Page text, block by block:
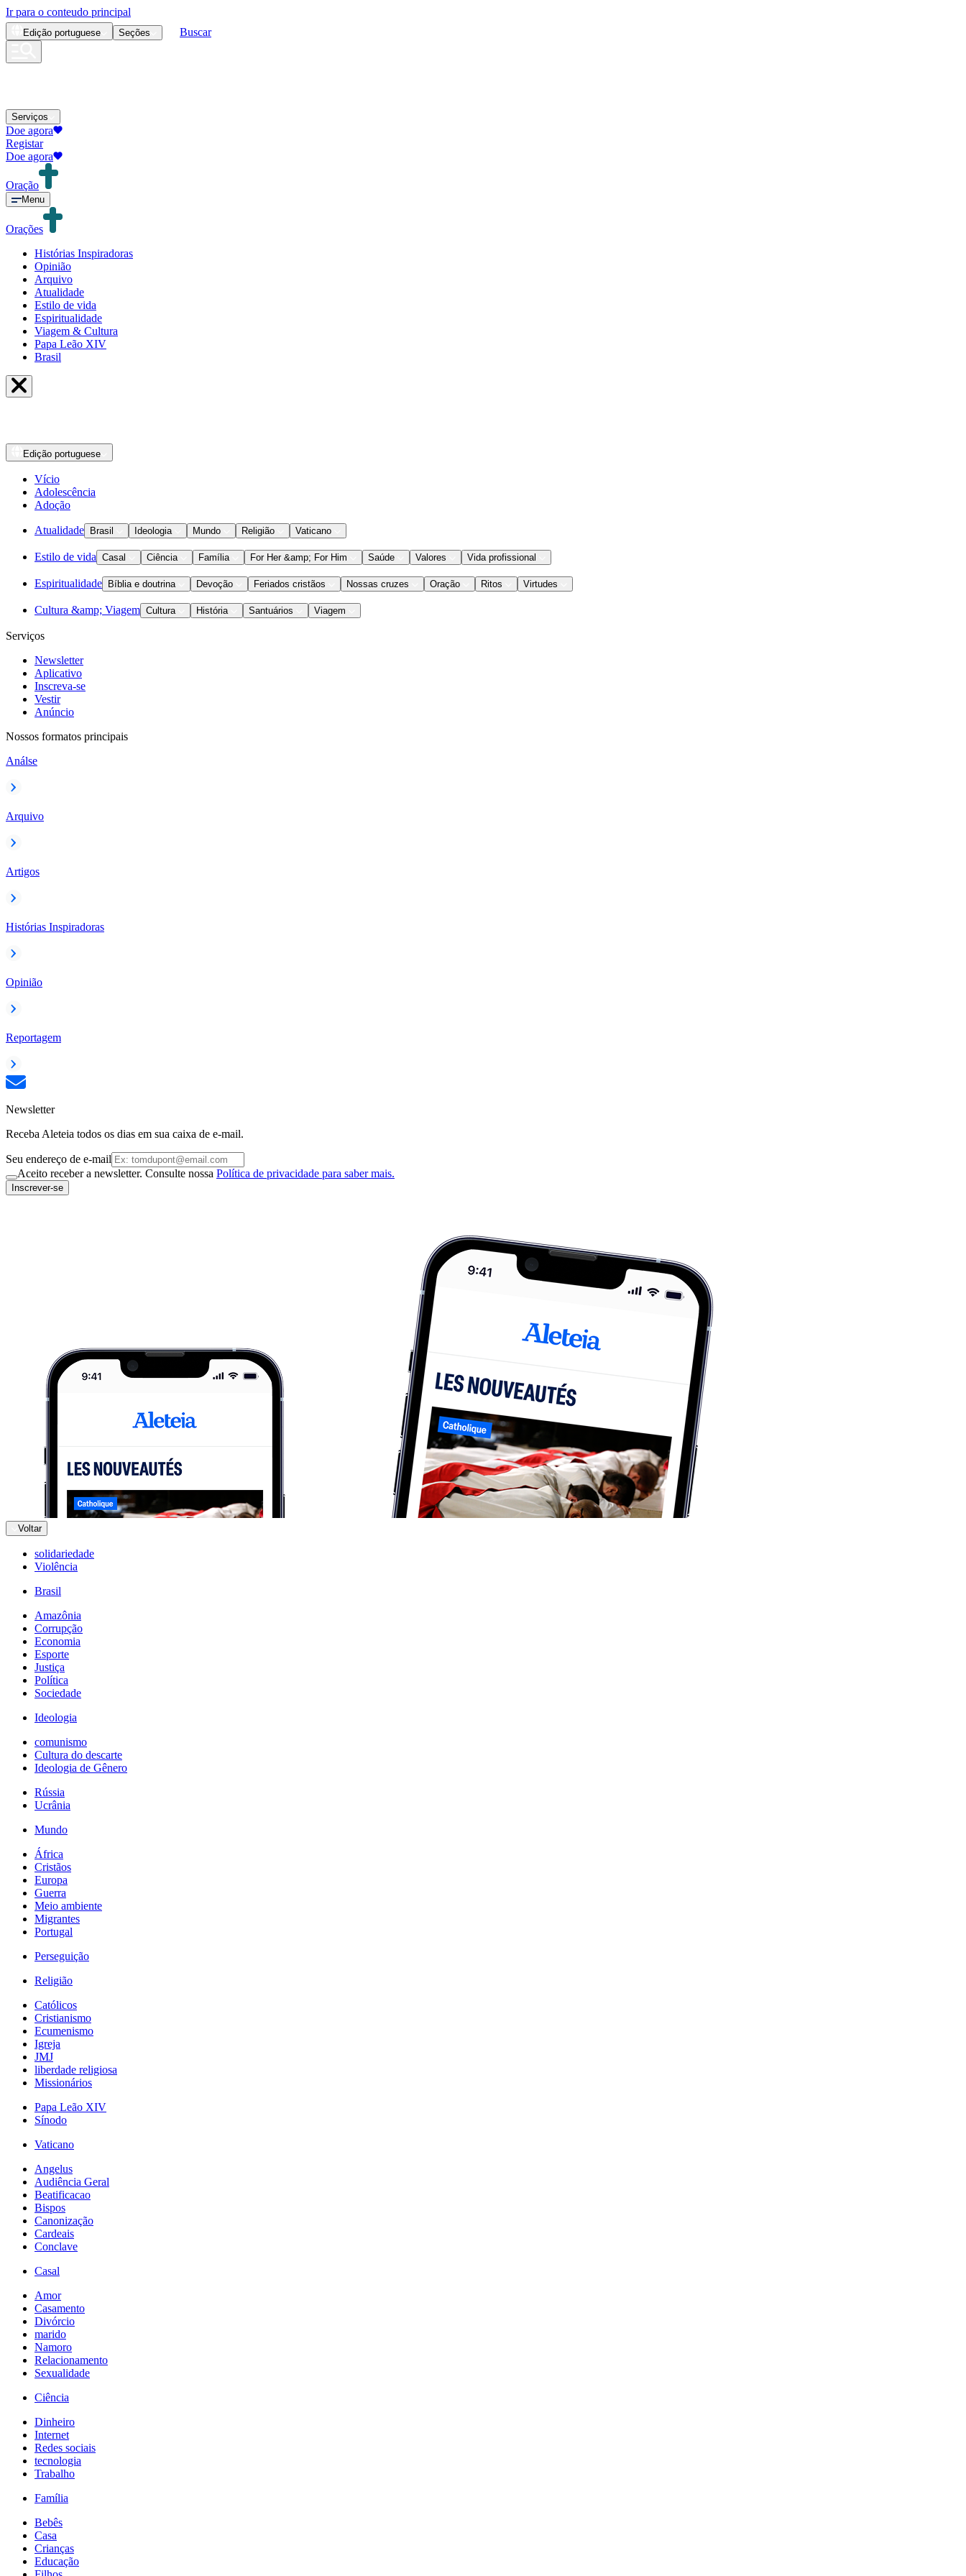
Ir para o conteudo principal
Edição portuguese Seções Buscar
Serviços
Doe agora
Registar
Doe agora
Oração
Menu
Orações
Histórias Inspiradoras
Opinião
Arquivo
Atualidade
Estilo de vida
Espiritualidade
Viagem & Cultura
Papa Leão XIV
Brasil
Edição portuguese
Vício
Adolescência
Adoção
Atualidade Brasil Ideologia Mundo Religião Vaticano
Estilo de vida Casal Ciência Família For Her &amp; For Him Saúde Valores Vida profissional
Espiritualidade Bíblia e doutrina Devoção Feriados cristãos Nossas cruzes Oração Ritos Virtudes
Cultura &amp; Viagem Cultura História Santuários Viagem
Serviços
Newsletter
Aplicativo
Inscreva-se
Vestir
Anúncio
Nossos formatos principais
Análse
Arquivo
Artigos
Histórias Inspiradoras
Opinião
Reportagem
Newsletter
Receba Aleteia todos os dias em sua caixa de e-mail.
Seu endereço de e-mail
Aceito receber a newsletter. Consulte nossa Política de privacidade para saber mais.
Inscrever-se
Voltar
solidariedade
Violência
Brasil
Amazônia
Corrupção
Economia
Esporte
Justiça
Política
Sociedade
Ideologia
comunismo
Cultura do descarte
Ideologia de Gênero
Rússia
Ucrânia
Mundo
África
Cristãos
Europa
Guerra
Meio ambiente
Migrantes
Portugal
Perseguição
Religião
Católicos
Cristianismo
Ecumenismo
Igreja
JMJ
liberdade religiosa
Missionários
Papa Leão XIV
Sínodo
Vaticano
Angelus
Audiência Geral
Beatificacao
Bispos
Canonização
Cardeais
Conclave
Casal
Amor
Casamento
Divórcio
marido
Namoro
Relacionamento
Sexualidade
Ciência
Dinheiro
Internet
Redes sociais
tecnologia
Trabalho
Família
Bebês
Casa
Crianças
Educação